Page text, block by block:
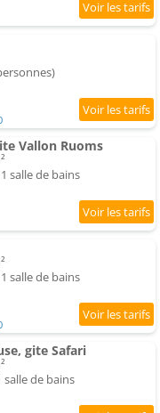
Vallon Ruoms
salle de bains
salle de bains
gite Safari
salle de bains